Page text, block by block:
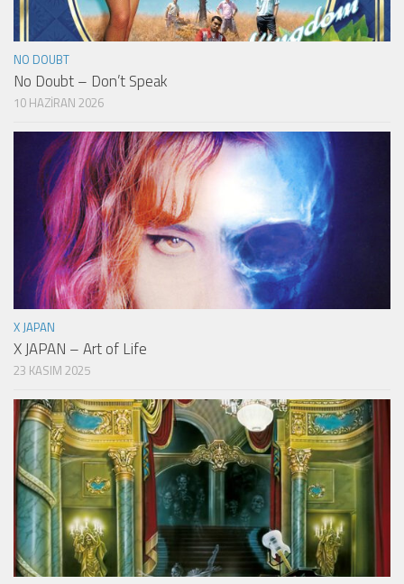
NO DOUBT
No Doubt – Don’t Speak
10 HAZIRAN 2026
X JAPAN
X JAPAN – Art of Life
23 KASIM 2025